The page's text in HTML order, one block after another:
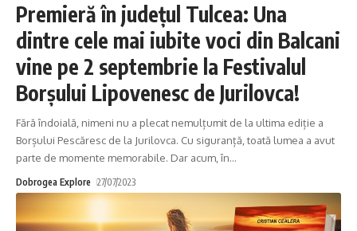
Premieră în județul Tulcea: Una
dintre cele mai iubite voci din Balcani
vine pe 2 septembrie la Festivalul
Borșului Lipovenesc de Jurilovca!
Fără îndoială, nimeni nu a plecat nemulțumit de la ultima ediție a
Borșului Pescăresc de la Jurilovca. Cu siguranță, toată lumea a avut
parte de momente memorabile. Dar acum, în…
Dobrogea Explore 27/07/2023